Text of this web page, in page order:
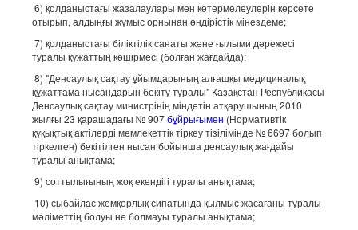
6) қолданыстағы жазалаулары мен көтермелеулерін көрсете
отырып, алдыңғы жұмыс орнынан өндірістік мінездеме;
7) қолданыстағы біліктілік санаты және ғылыми дәрежесі
туралы құжаттың көшірмесі (болған жағдайда);
8) "Денсаулық сақтау ұйымдарының алғашқы медициналық
құжаттама нысандарын бекіту туралы" Қазақстан Республикасы
Денсаулық сақтау министрінің міндетін атқарушының 2010
жылғы 23 қарашадағы № 907бұйрығымен (Нормативтік
құқықтық актілерді мемлекеттік тіркеу тізілімінде № 6697 болып
тіркелген) бекітілген нысан бойынша денсаулық жағдайы
туралы анықтама;
9) соттылығының жоқ екендігі туралы анықтама;
10) сыбайлас жемқорлық сипатында қылмыс жасағаны туралы
мәліметтің болуы не болмауы туралы анықтама;